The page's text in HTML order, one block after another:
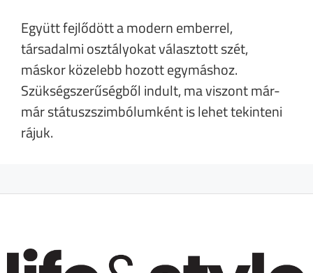
Együtt fejlődött a modern emberrel,
társadalmi osztályokat választott szét,
máskor közelebb hozott egymáshoz.
Szükségszerűségből indult, ma viszont már-
már státuszszimbólumként is lehet tekinteni
rájuk.